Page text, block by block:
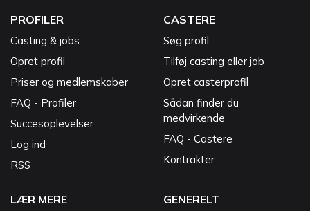
PROFILER
Casting & jobs
Opret profil
Priser og medlemskaber
FAQ - Profiler
Succesoplevelser
Log ind
RSS
CASTERE
Søg profil
Tilføj casting eller job
Opret casterprofil
Sådan finder du
medvirkende
FAQ - Castere
Kontrakter
LÆR MERE GENERELT